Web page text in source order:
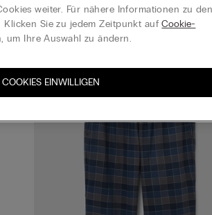
weiter. Für nähere Informationen zu den
Klicken Sie zu jedem Zeitpunkt aufCookie-
um Ihre Auswahl zu ändern.
EINWILLIGEN